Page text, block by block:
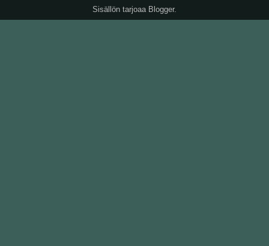
Sisällön tarjoaa Blogger.